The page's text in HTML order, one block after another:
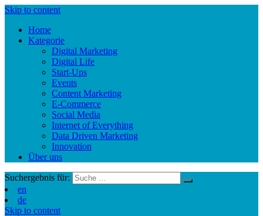
Skip to content
Home
Kategorie
Digital Marketing
Digital Life
Start-Ups
Events
Content Marketing
E-Commerce
Social Media
Internet of Everything
Data Driven Marketing
Innovation
Über uns
Suchergebnis für:
en
de
Skip to content